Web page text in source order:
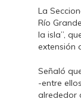
La
Río
la isla”,
extensión
Señaló
-entre
alrededor